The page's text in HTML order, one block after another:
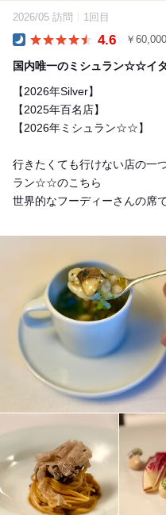
2026/05 訪問 1回目
4.6 ￥
国内唯一のミシュラン☆☆イ
【2026年Silver】
【2025年百名店】
【2026年ミシュラン☆☆】
行きたくても行けない店の一
ラン☆☆のこちら
世界的なフーディーさんの席で